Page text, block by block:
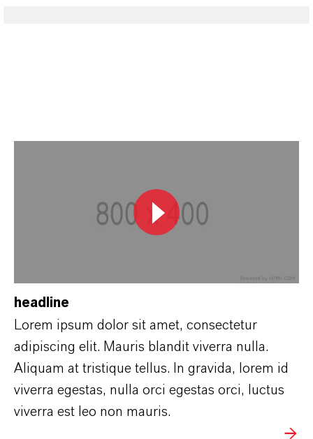
headline
Lorem ipsum dolor sit amet, consectetur
adipiscing elit. Mauris blandit viverra nulla.
Aliquam at tristique tellus. In gravida, lorem id
viverra egestas, nulla orci egestas orci, luctus
viverra est leo non mauris.